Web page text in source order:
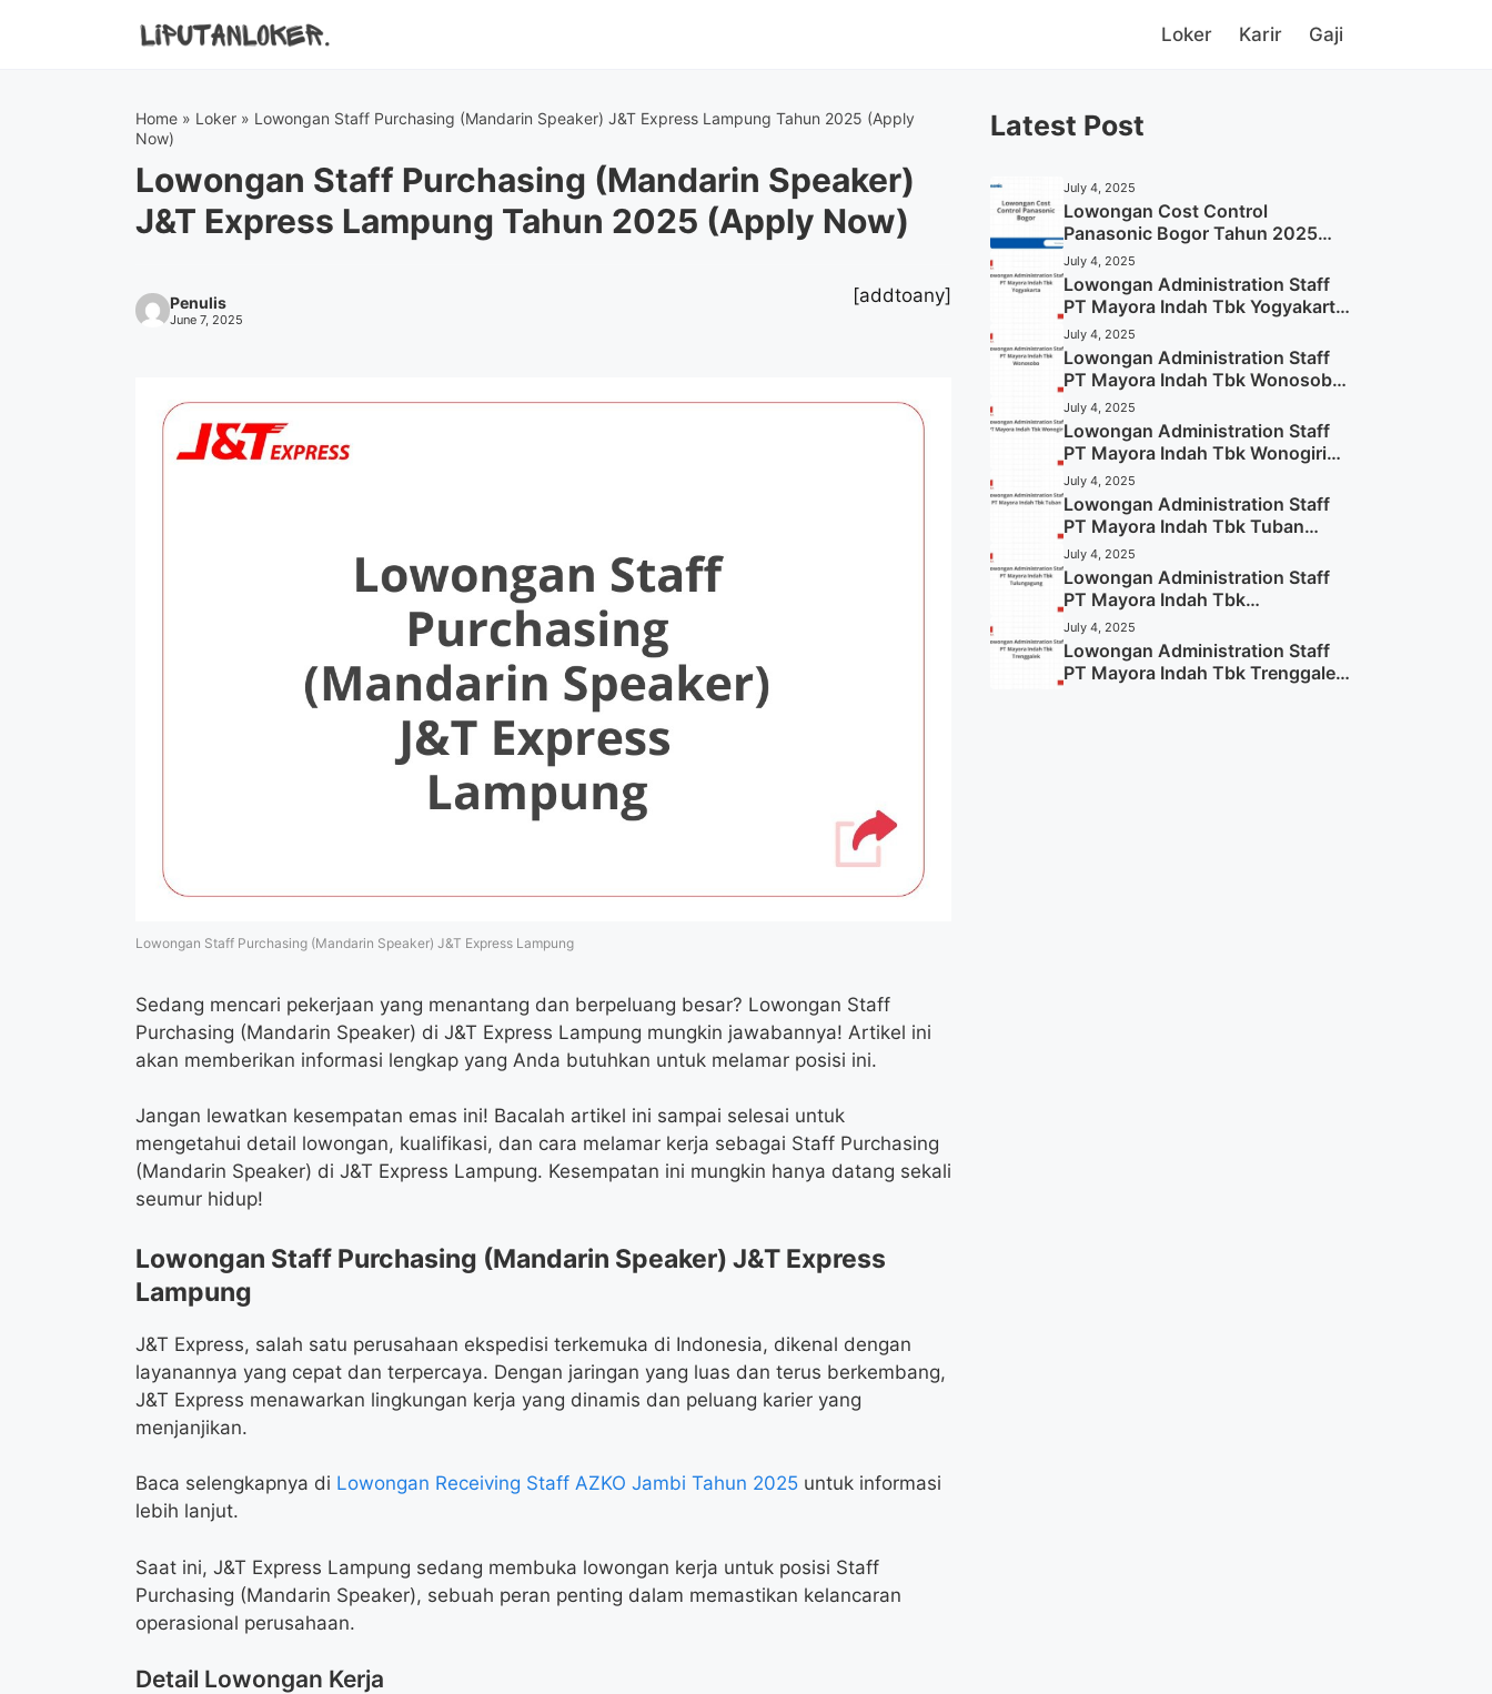
Loker Karir Gaji
Home » Loker » Lowongan Staff Purchasing (Mandarin Speaker) J&T Express Lampung Tahun 2025 (Apply
Now)
Lowongan Staff Purchasing (Mandarin Speaker)
J&T Express Lampung Tahun 2025 (Apply Now)
Penulis
June 7, 2025
[addtoany]
Lowongan Staff Purchasing (Mandarin Speaker) J&T Express Lampung
Sedang mencari pekerjaan yang menantang dan berpeluang besar? Lowongan Staff
Purchasing (Mandarin Speaker) di J&T Express Lampung mungkin jawabannya! Artikel ini
akan memberikan informasi lengkap yang Anda butuhkan untuk melamar posisi ini.
Jangan lewatkan kesempatan emas ini! Bacalah artikel ini sampai selesai untuk
mengetahui detail lowongan, kualifikasi, dan cara melamar kerja sebagai Staff Purchasing
(Mandarin Speaker) di J&T Express Lampung. Kesempatan ini mungkin hanya datang sekali
seumur hidup!
Lowongan Staff Purchasing (Mandarin Speaker) J&T Express
Lampung
J&T Express, salah satu perusahaan ekspedisi terkemuka di Indonesia, dikenal dengan
layanannya yang cepat dan terpercaya. Dengan jaringan yang luas dan terus berkembang,
J&T Express menawarkan lingkungan kerja yang dinamis dan peluang karier yang
menjanjikan.
Baca selengkapnya di Lowongan Receiving Staff AZKO Jambi Tahun 2025 untuk informasi
lebih lanjut.
Saat ini, J&T Express Lampung sedang membuka lowongan kerja untuk posisi Staff
Purchasing (Mandarin Speaker), sebuah peran penting dalam memastikan kelancaran
operasional perusahaan.
Detail Lowongan Kerja
Latest Post
July 4, 2025
Lowongan Cost Control
Panasonic Bogor Tahun 2025
(Lamar Sekarang)
July 4, 2025
Lowongan Administration Staff
PT Mayora Indah Tbk Yogyakarta
Tahun 2025
July 4, 2025
Lowongan Administration Staff
PT Mayora Indah Tbk Wonosobo
Tahun 2025 (Lamar Sekarang)
July 4, 2025
Lowongan Administration Staff
PT Mayora Indah Tbk Wonogiri
Tahun 2025 (Apply Now)
July 4, 2025
Lowongan Administration Staff
PT Mayora Indah Tbk Tuban
Tahun 2025 (Resmi)
July 4, 2025
Lowongan Administration Staff
PT Mayora Indah Tbk
Tulungagung Tahun 2025 (Lamar
Sekarang)
July 4, 2025
Lowongan Administration Staff
PT Mayora Indah Tbk Trenggalek